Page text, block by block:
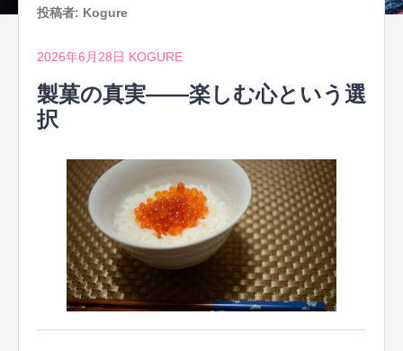
投稿者: Kogure
2026年6月28日 KOGURE
製菓の真実――楽しむ心という選
択